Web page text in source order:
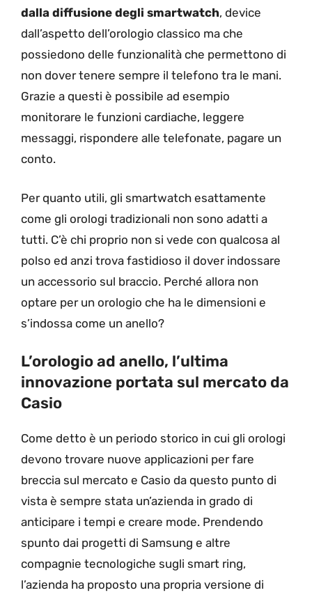
dalla diffusione degli smartwatch, device
dall’aspetto dell’orologio classico ma che
possiedono delle funzionalità che permettono di
non dover tenere sempre il telefono tra le mani.
Grazie a questi è possibile ad esempio
monitorare le funzioni cardiache, leggere
messaggi, rispondere alle telefonate, pagare un
conto.
Per quanto utili, gli smartwatch esattamente
come gli orologi tradizionali non sono adatti a
tutti. C’è chi proprio non si vede con qualcosa al
polso ed anzi trova fastidioso il dover indossare
un accessorio sul braccio. Perché allora non
optare per un orologio che ha le dimensioni e
s’indossa come un anello?
L’orologio ad anello, l’ultima
innovazione portata sul mercato da
Casio
Come detto è un periodo storico in cui gli orologi
devono trovare nuove applicazioni per fare
breccia sul mercato e Casio da questo punto di
vista è sempre stata un’azienda in grado di
anticipare i tempi e creare mode. Prendendo
spunto dai progetti di Samsung e altre
compagnie tecnologiche sugli smart ring,
l’azienda ha proposto una propria versione di